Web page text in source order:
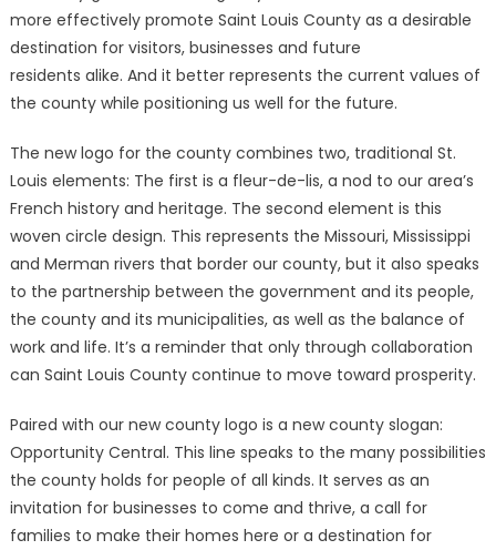
more effectively promote Saint Louis County as a desirable
destination for visitors, businesses and future
residents alike. And it better represents the current values of
the county while positioning us well for the future.
The new logo for the county combines two, traditional St.
Louis elements: The first is a fleur-de-lis, a nod to our area’s
French history and heritage. The second element is this
woven circle design. This represents the Missouri, Mississippi
and Merman rivers that border our county, but it also speaks
to the partnership between the government and its people,
the county and its municipalities, as well as the balance of
work and life. It’s a reminder that only through collaboration
can Saint Louis County continue to move toward prosperity.
Paired with our new county logo is a new county slogan:
Opportunity Central. This line speaks to the many possibilities
the county holds for people of all kinds. It serves as an
invitation for businesses to come and thrive, a call for
families to make their homes here or a destination for